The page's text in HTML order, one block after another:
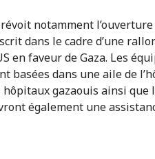
notamment l’ouverture
dans le cadre d’une
en faveur de Gaza. Les
basées dans une aile de
hôpitaux gazaouis ainsi que
également une